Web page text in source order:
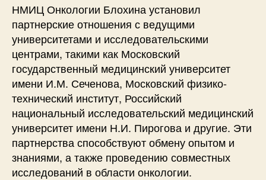
НМИЦ Онкологии Блохина установил
партнерские отношения с ведущими
университетами и исследовательскими
центрами, такими как Московский
государственный медицинский университет
имени И.М. Сеченова, Московский физико-
технический институт, Российский
национальный исследовательский медицинский
университет имени Н.И. Пирогова и другие. Эти
партнерства способствуют обмену опытом и
знаниями, а также проведению совместных
исследований в области онкологии.